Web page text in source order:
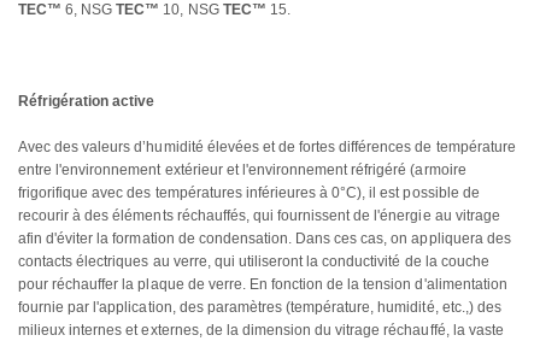
TEC™ 6, NSGTEC™ 10, NSG TEC™ 15.
Réfrigération active
Avec des valeurs d’humidité élevées et de fortes différences de température
entre l'environnement extérieur et l'environnement réfrigéré (armoire
frigorifique avec des températures inférieures à 0°C), il est possible de
recourir à des éléments réchauffés, qui fournissent de l'énergie au vitrage
afin d'éviter la formation de condensation. Dans ces cas, on appliquera des
contacts électriques au verre, qui utiliseront la conductivité de la couche
pour réchauffer la plaque de verre. En fonction de la tension d'alimentation
fournie par l'application, des paramètres (température, humidité, etc.,) des
milieux internes et externes, de la dimension du vitrage réchauffé, la vaste